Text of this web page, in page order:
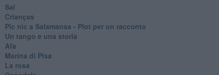
Sal
Crianças
Pic nic a Salamansa - Plot per un racconto
Un tango e una storia
Afa
Marina di Pisa
La rosa